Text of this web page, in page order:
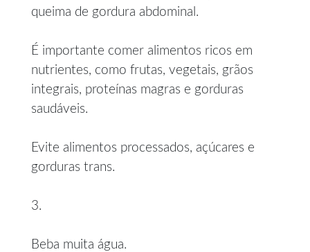
queima de gordura abdominal.
É importante comer alimentos ricos em
nutrientes, como frutas, vegetais, grãos
integrais, proteínas magras e gorduras
saudáveis.
Evite alimentos processados, açúcares e
gorduras trans.
3.
Beba muita água.